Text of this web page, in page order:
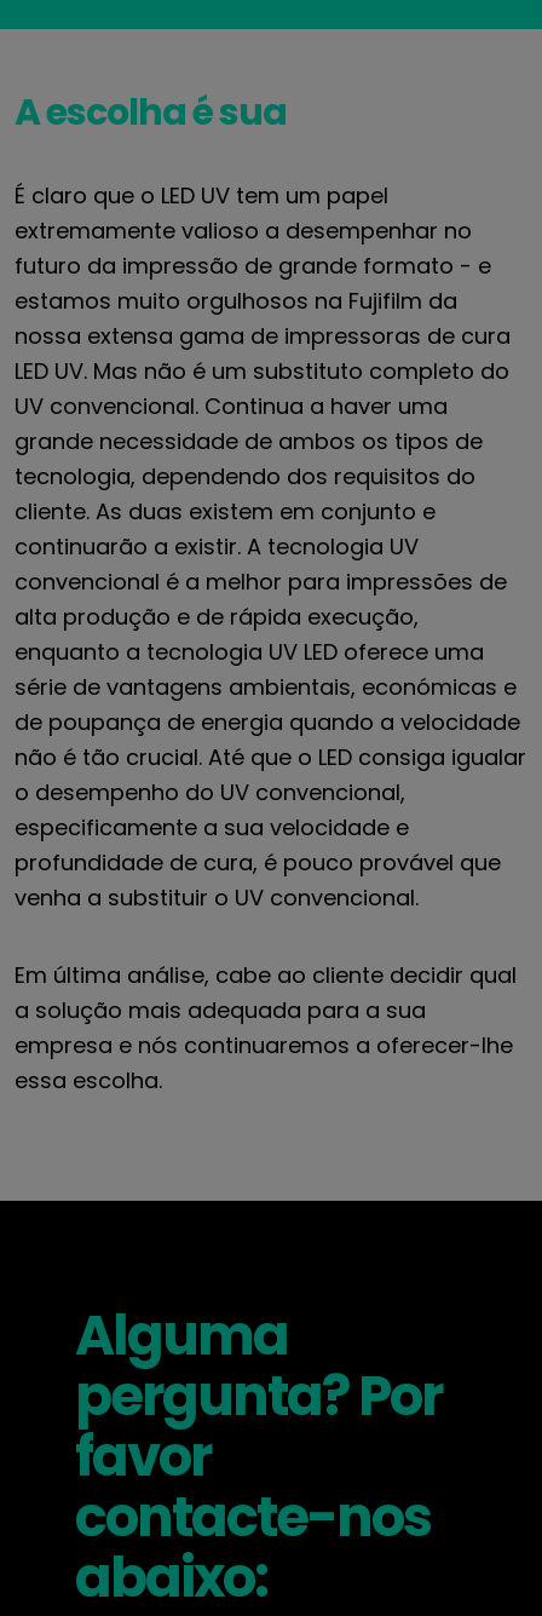
A escolha é sua
É claro que o LED UV tem um papel
extremamente valioso a desempenhar no
futuro da impressão de grande formato - e
estamos muito orgulhosos na Fujifilm da
nossa extensa gama de impressoras de cura
LED UV. Mas não é um substituto completo do
UV convencional. Continua a haver uma
grande necessidade de ambos os tipos de
tecnologia, dependendo dos requisitos do
cliente. As duas existem em conjunto e
continuarão a existir. A tecnologia UV
convencional é a melhor para impressões de
alta produção e de rápida execução,
enquanto a tecnologia UV LED oferece uma
série de vantagens ambientais, económicas e
de poupança de energia quando a velocidade
não é tão crucial. Até que o LED consiga igualar
o desempenho do UV convencional,
especificamente a sua velocidade e
profundidade de cura, é pouco provável que
venha a substituir o UV convencional.
Em última análise, cabe ao cliente decidir qual
a solução mais adequada para a sua
empresa e nós continuaremos a oferecer-lhe
essa escolha.
Alguma
pergunta? Por
favor
contacte-nos
abaixo: